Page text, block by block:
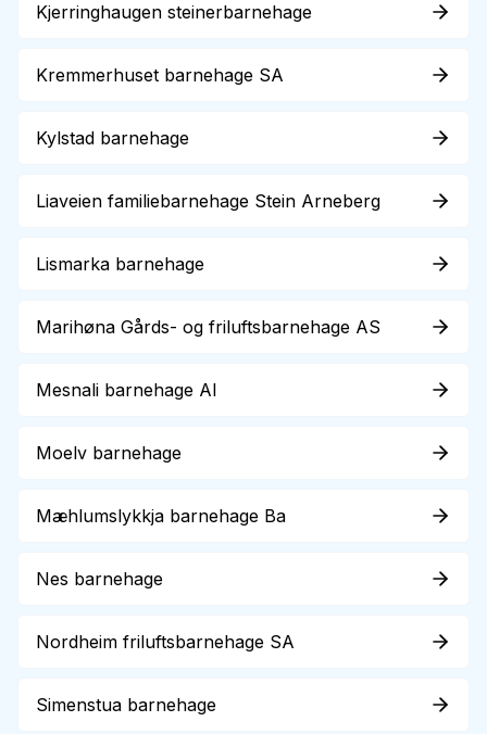
Kjerringhaugen steinerbarnehage
Kremmerhuset barnehage SA
Kylstad barnehage
Liaveien familiebarnehage Stein Arneberg
Lismarka barnehage
Marihøna Gårds- og friluftsbarnehage AS
Mesnali barnehage Al
Moelv barnehage
Mæhlumslykkja barnehage Ba
Nes barnehage
Nordheim friluftsbarnehage SA
Simenstua barnehage